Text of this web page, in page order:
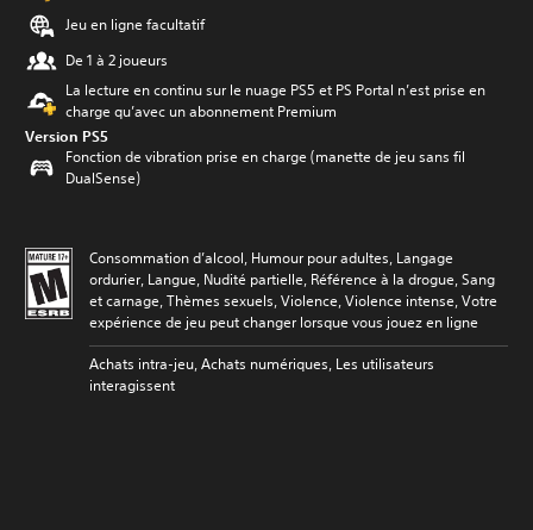
Jeu en ligne facultatif
De 1 à 2 joueurs
La lecture en continu sur le nuage PS5 et PS Portal n’est prise en
charge qu’avec un abonnement Premium
Version PS5
Fonction de vibration prise en charge (manette de jeu sans fil
DualSense)
Consommation d’alcool, Humour pour adultes, Langage
ordurier, Langue, Nudité partielle, Référence à la drogue, Sang
et carnage, Thèmes sexuels, Violence, Violence intense, Votre
expérience de jeu peut changer lorsque vous jouez en ligne
Achats intra-jeu, Achats numériques, Les utilisateurs
interagissent